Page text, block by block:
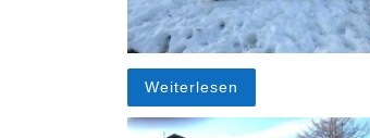
Weiterlesen